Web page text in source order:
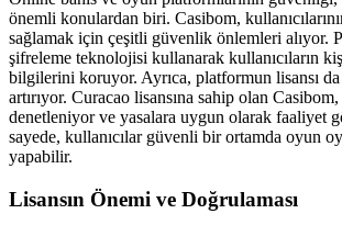
önemli konulardan biri. Casibom,
sağlamak için çeşitli güvenlik önlemleri alıyor.
şifreleme teknolojisi kullanarak kullanıcıların
bilgilerini koruyor. Ayrıca, platformun lisansı
artırıyor. Curacao lisansına sahip olan
denetleniyor ve yasalara uygun olarak faaliyet
sayede, kullanıcılar güvenli bir ortamda oyun
yapabilir.
Lisansın Önemi ve Doğrulaması